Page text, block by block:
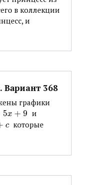
в коллекции
и
Вариант 368
графики
5x + 9 ​ и ​
c ​ которые